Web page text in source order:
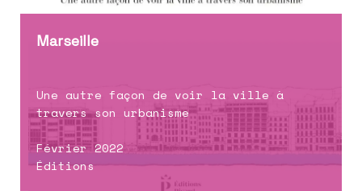
Marseille
Une autre façon de voir la ville à
travers son urbanisme
Février 2022
Éditions